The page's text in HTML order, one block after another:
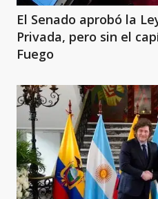
El Senado aprobó la
Privada, pero sin el
Fuego